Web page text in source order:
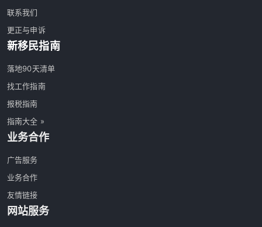
联系我们
更正与申诉
新移民指南
落地90天清单
找工作指南
报税指南
指南大全 »
业务合作
广告服务
业务合作
友情链接
网站服务